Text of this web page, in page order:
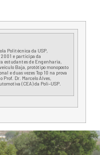
Politécnica da USP,
e participa da
estudantes de Engenharia,
veículo Baja, protótipo monoposto
e duas vezes Top 10 na prova
Prof. Dr. Marcelo Alves,
(CEA) da Poli–USP.